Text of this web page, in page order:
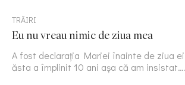
TRĂIRI
Eu nu vreau nimic de ziua mea
A fost declarația Mariei înainte de ziua
ăsta a împlinit 10 ani așa că am insistat….